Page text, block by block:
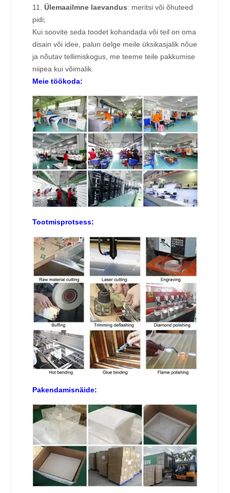
11.Ülemaailmne laevandus: meritsi või õhuteed
pidi;
Kui soovite seda toodet kohandada või teil on oma
disain või idee, palun öelge meile üksikasjalik nõue
ja nõutav tellimiskogus, me teeme teile pakkumise
niipea kui võimalik.
Meie töökoda:
Tootmisprotsess:
Pakendamisnäide: